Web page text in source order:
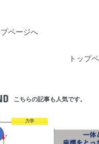
プページへ
トップ
こちらの記事も人気です。
力学